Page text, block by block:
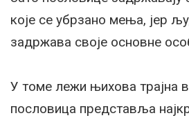
које се убрзано мења, јер
задржава своје основне
У томе лежи њихова трајна
пословица представља